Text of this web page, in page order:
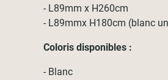
- L89mm x H260cm
- L89mmx H180cm (blanc
Coloris disponibles :
- Blanc